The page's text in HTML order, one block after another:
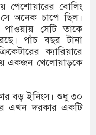
পদত্যাগ করলেন ভারতের
ফেরেশতাদের দল নয়,
পেশোয়ারের বোলিং
অনেক চাপে ছিল।
সেটি তাকে
পাঁচ বছর টানা
ক্যারিয়ারে
একজন খেলোয়াড়কে
বড় ইনিংস। শুধু ৩০
এখন দরকার একটি